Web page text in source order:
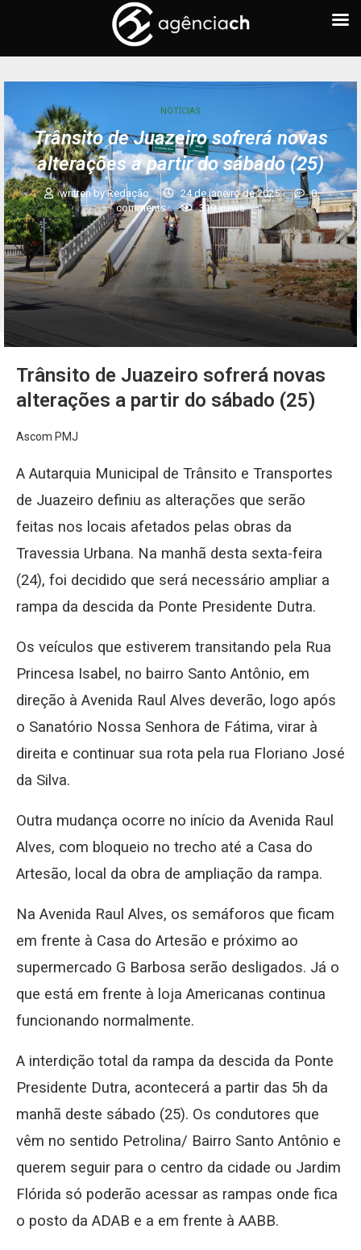
NOTÍCIAS
Trânsito de Juazeiro sofrerá novas
alterações a partir do sábado (25)
written byRedação 24 de janeiro de 2025
0
comments
319views
Trânsito de Juazeiro sofrerá novas
alterações a partir do sábado (25)
Ascom PMJ
A Autarquia Municipal de Trânsito e Transportes
de Juazeiro definiu as alterações que serão
feitas nos locais afetados pelas obras da
Travessia Urbana. Na manhã desta sexta-feira
(24), foi decidido que será necessário ampliar a
rampa da descida da Ponte Presidente Dutra.
Os veículos que estiverem transitando pela Rua
Princesa Isabel, no bairro Santo Antônio, em
direção à Avenida Raul Alves deverão, logo após
o Sanatório Nossa Senhora de Fátima, virar à
direita e continuar sua rota pela rua Floriano José
da Silva.
Outra mudança ocorre no início da Avenida Raul
Alves, com bloqueio no trecho até a Casa do
Artesão, local da obra de ampliação da rampa.
Na Avenida Raul Alves, os semáforos que ficam
em frente à Casa do Artesão e próximo ao
supermercado G Barbosa serão desligados. Já o
que está em frente à loja Americanas continua
funcionando normalmente.
A interdição total da rampa da descida da Ponte
Presidente Dutra, acontecerá a partir das 5h da
manhã deste sábado (25). Os condutores que
vêm no sentido Petrolina/ Bairro Santo Antônio e
querem seguir para o centro da cidade ou Jardim
Flórida só poderão acessar as rampas onde fica
o posto da ADAB e a em frente à AABB.